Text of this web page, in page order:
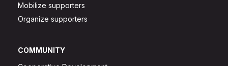
Mobilize supporters
Organize supporters
COMMUNITY